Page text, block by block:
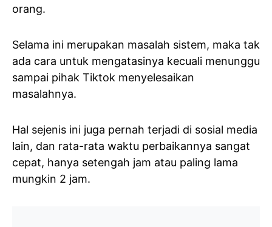
orang.
Selama ini merupakan masalah sistem, maka tak
ada cara untuk mengatasinya kecuali menunggu
sampai pihak Tiktok menyelesaikan
masalahnya.
Hal sejenis ini juga pernah terjadi di sosial media
lain, dan rata-rata waktu perbaikannya sangat
cepat, hanya setengah jam atau paling lama
mungkin 2 jam.